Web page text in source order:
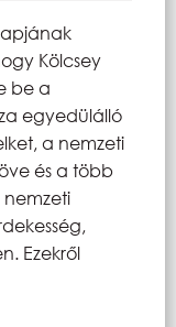
Kölcsey
be a
egyedülálló
a nemzeti
és a több
Ezekről